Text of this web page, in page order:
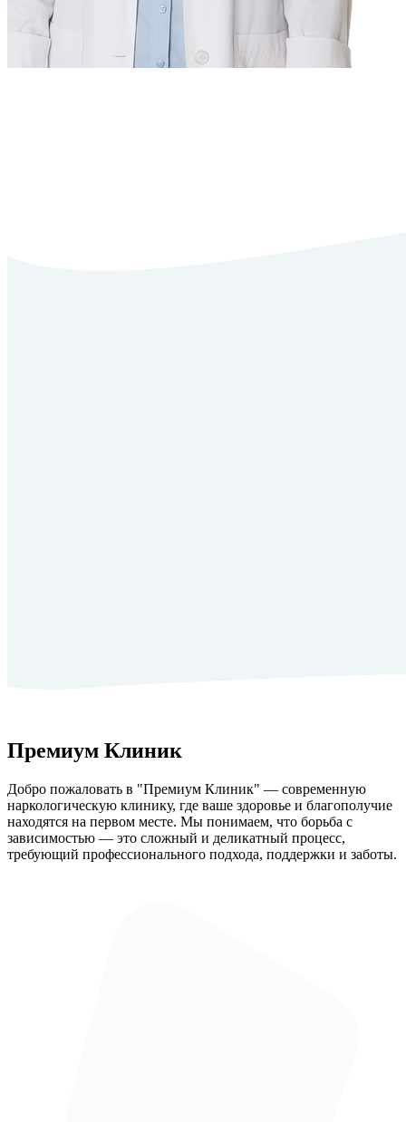
Премиум Клиник
Добро пожаловать в "Премиум Клиник" — современную
наркологическую клинику, где ваше здоровье и благополучие
находятся на первом месте. Мы понимаем, что борьба с
зависимостью — это сложный и деликатный процесс,
требующий профессионального подхода, поддержки и заботы.